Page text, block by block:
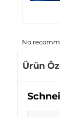
No
Ürün